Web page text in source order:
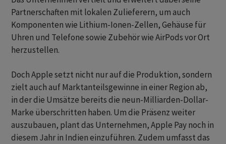
Partnerschaften mit lokalen Zulieferern, um auch
Komponenten wie Lithium-Ionen-Zellen, Gehäuse für
Uhren und Telefone sowie Zubehör wie AirPods vor Ort
herzustellen.
Doch Apple setzt nicht nur auf die Produktion, sondern
zielt auch auf Marktanteilsgewinne in einer Region ab,
in der die Umsätze bereits die neun-Milliarden-Dollar-
Marke überschritten haben. Um die Präsenz weiter
auszubauen, plant das Unternehmen, Apple Pay noch in
diesem Jahr in Indien einzuführen. Zudem umfasst das